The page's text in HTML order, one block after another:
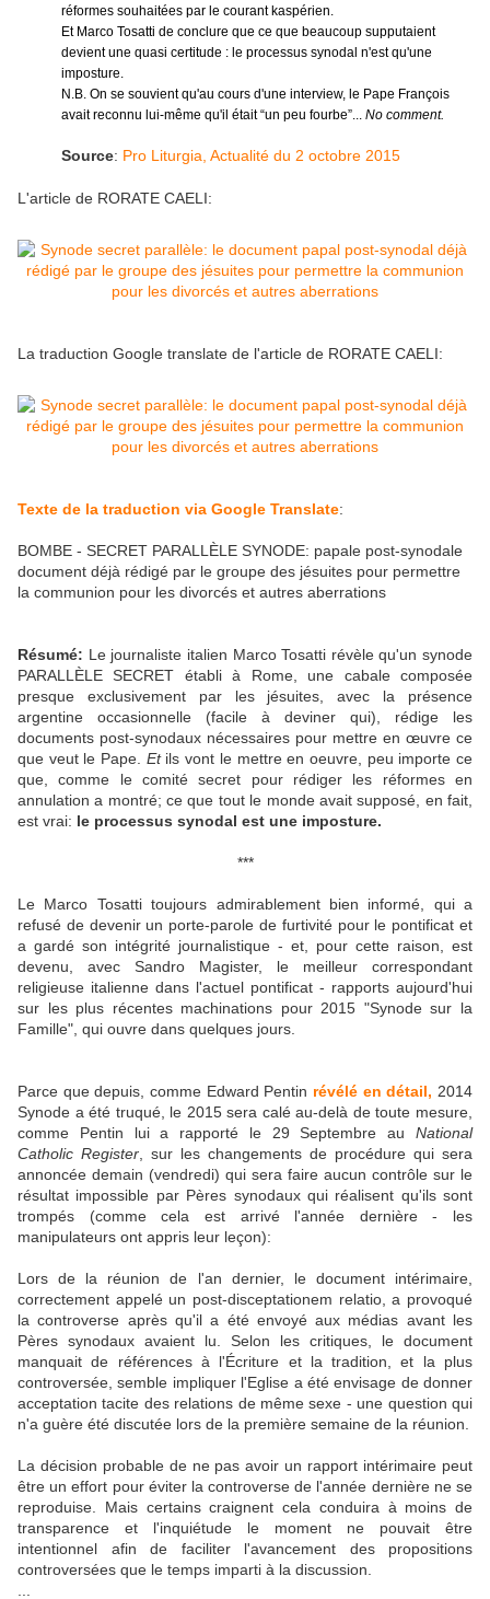
réformes souhaitées par le courant kaspérien.
Et Marco Tosatti de conclure que ce que beaucoup supputaient
devient une quasi certitude : le processus synodal n'est qu'une
imposture.
N.B. On se souvient qu'au cours d'une interview, le Pape François
avait reconnu lui-même qu'il était “un peu fourbe”... No comment.
Source: Pro Liturgia, Actualité du 2 octobre 2015
L'article de RORATE CAELI:
La traduction Google translate de l'article de RORATE CAELI:
Texte de la traduction via Google Translate:
BOMBE - SECRET PARALLÈLE SYNODE: papale post-synodale
document déjà rédigé par le groupe des jésuites pour permettre
la communion pour les divorcés et autres aberrations
Résumé: Le journaliste italien Marco Tosatti révèle qu'un synode
PARALLÈLE SECRET établi à Rome, une cabale composée
presque exclusivement par les jésuites, avec la présence
argentine occasionnelle (facile à deviner qui), rédige les
documents post-synodaux nécessaires pour mettre en œuvre ce
que veut le Pape. Etils vont le mettre en oeuvre, peu importe ce
que, comme le comité secret pour rédiger les réformes en
annulation a montré; ce que tout le monde avait supposé, en fait,
est vrai: le processus synodal est une imposture.
***
Le Marco Tosatti toujours admirablement bien informé, qui a
refusé de devenir un porte-parole de furtivité pour le pontificat et
a gardé son intégrité journalistique - et, pour cette raison, est
devenu, avec Sandro Magister, le meilleur correspondant
religieuse italienne dans l'actuel pontificat - rapports aujourd'hui
sur les plus récentes machinations pour 2015 "Synode sur la
Famille", qui ouvre dans quelques jours.
Parce que depuis, comme Edward Pentin révélé en détail, 2014
Synode a été truqué, le 2015 sera calé au-delà de toute mesure,
comme Pentin lui a rapporté le 29 Septembre au National
Catholic Register , sur les changements de procédure qui sera
annoncée demain (vendredi) qui sera faire aucun contrôle sur le
résultat impossible par Pères synodaux qui réalisent qu'ils sont
trompés (comme cela est arrivé l'année dernière - les
manipulateurs ont appris leur leçon):
Lors de la réunion de l'an dernier, le document intérimaire,
correctement appelé un post-disceptationem relatio, a provoqué
la controverse après qu'il a été envoyé aux médias avant les
Pères synodaux avaient lu.
Selon les critiques, le document
manquait de références à l'Écriture et la tradition, et la plus
controversée, semble impliquer l'Eglise a été envisage de donner
acceptation tacite des relations de même sexe - une question qui
n'a guère été discutée lors de la première semaine de la réunion.
La décision probable de ne pas avoir un rapport intérimaire peut
être un effort pour éviter la controverse de l'année dernière ne se
reproduise.
Mais certains craignent cela conduira à moins de
transparence et l'inquiétude le moment ne pouvait être
intentionnel afin de faciliter l'avancement des propositions
controversées que le temps imparti à la discussion.